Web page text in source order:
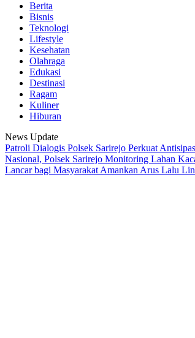
Berita
Bisnis
Teknologi
Lifestyle
Kesehatan
Olahraga
Edukasi
Destinasi
Ragam
Kuliner
Hiburan
News Update
Patroli Dialogis Polsek Sarirejo Perkuat
Nasional, Polsek Sarirejo Monitoring Lahan
Lancar bagi Masyarakat Amankan Arus Lalu